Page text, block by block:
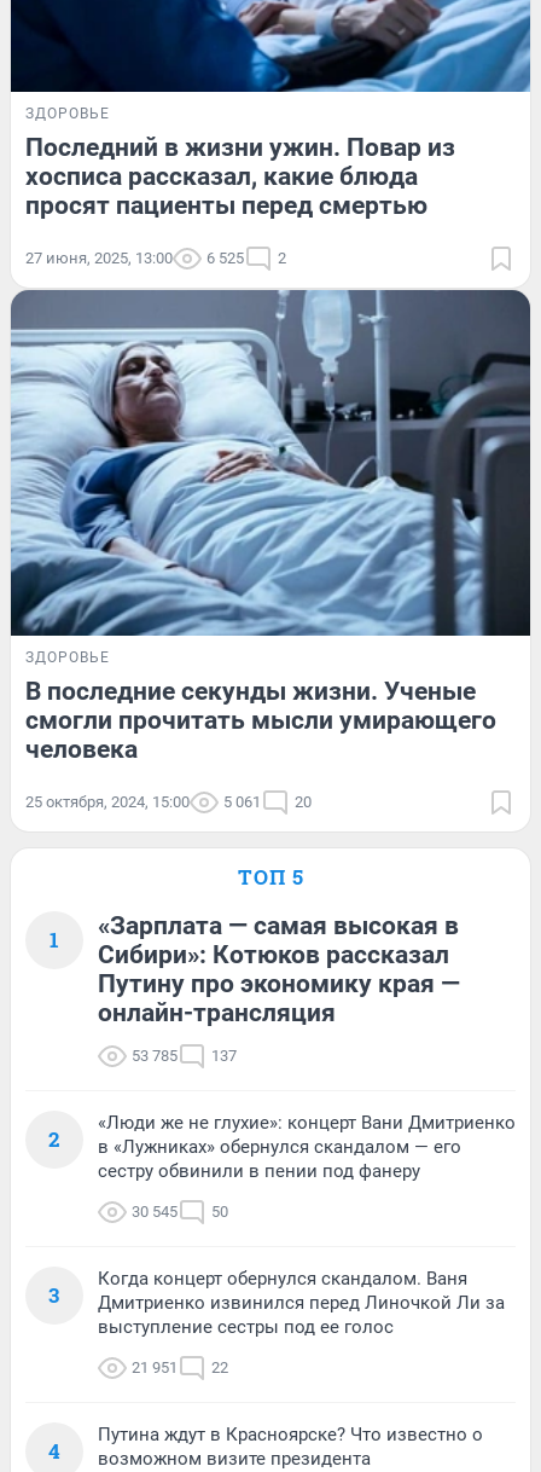
ЗДОРОВЬЕ
Последний в жизни ужин. Повар из
хосписа рассказал, какие блюда
просят пациенты перед смертью
27 июня, 2025, 13:00 6 525 2
ЗДОРОВЬЕ
В последние секунды жизни. Ученые
смогли прочитать мысли умирающего
человека
25 октября, 2024, 15:00 5 061 20
ТОП 5
1
«Зарплата — самая высокая в
Сибири»: Котюков рассказал
Путину про экономику края —
онлайн-трансляция
53 785 137
2
«Люди же не глухие»: концерт Вани Дмитриенко
в «Лужниках» обернулся скандалом — его
сестру обвинили в пении под фанеру
30 545 50
3
Когда концерт обернулся скандалом. Ваня
Дмитриенко извинился перед Линочкой Ли за
выступление сестры под ее голос
21 951 22
4
Путина ждут в Красноярске? Что известно о
возможном визите президента